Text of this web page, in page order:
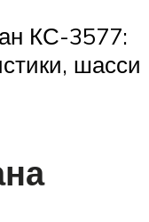
КС-3577:
шасси